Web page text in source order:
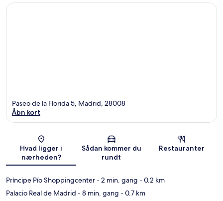
Kort
Paseo de la Florida 5, Madrid, 28008
Åbn kort
Hvad ligger i
nærheden?
Sådan kommer du
rundt
Restauranter
Príncipe Pío Shoppingcenter- 2 min. gang - 0.2 km
Palacio Real de Madrid - 8 min. gang - 0.7 km